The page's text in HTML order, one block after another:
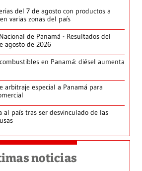
del 7 de agosto con productos a
varias zonas del país
de Panamá - Resultados del
agosto de 2026
en Panamá: diésel aumenta
arbitraje especial a Panamá para
al país tras ser desvinculado de las
noticias